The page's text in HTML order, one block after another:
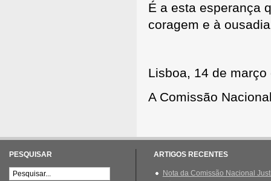
É a esta esperança
coragem e à
Lisboa, 14 de março
A Comissão
PESQUISAR ARTIGOS RECENTES
Nota da Comissão Nacional